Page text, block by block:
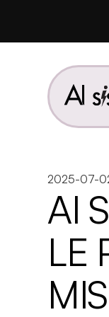
2025-07-
AI
LE